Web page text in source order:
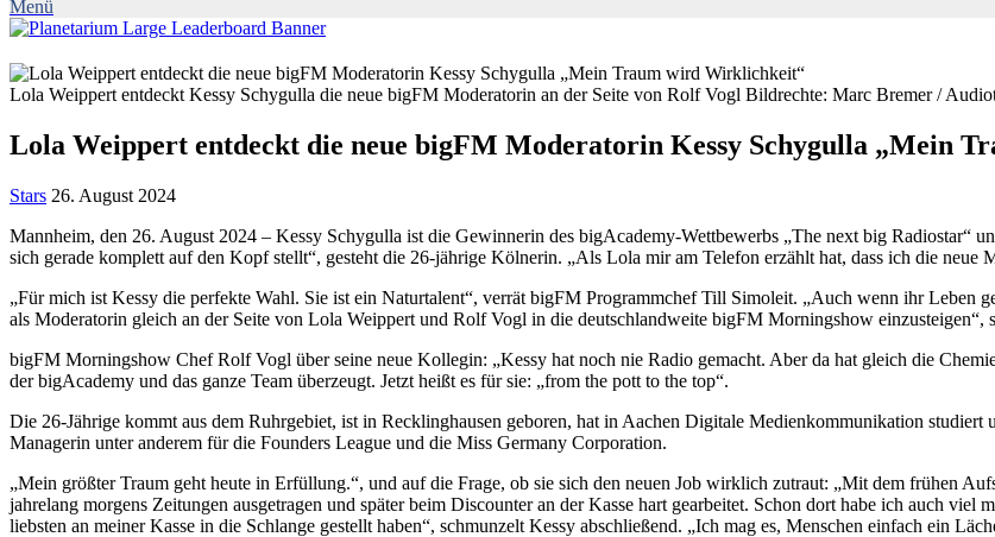
Lola Weippert entdeckt Kessy Schygulla die neue bigFM Moderatorin an der Seite von Rolf Vogl Bildrechte: Marc Bremer /
Lola Weippert entdeckt die neue bigFM Moderatorin Kessy Schygulla „Mein
Stars 26. August 2024
Mannheim, den 26. August 2024 – Kessy Schygulla ist die Gewinnerin des bigAcademy-Wettbewerbs „The next big Radiostar“
sich gerade komplett auf den Kopf stellt“, gesteht die 26-jährige Kölnerin. „Als Lola mir am Telefon erzählt hat, dass ich die
„Für mich ist Kessy die perfekte Wahl. Sie ist ein Naturtalent“, verrät bigFM Programmchef Till Simoleit. „Auch wenn ihr Leben
als Moderatorin gleich an der Seite von Lola Weippert und Rolf Vogl in die deutschlandweite bigFM Morningshow einzusteigen“,
bigFM Morningshow Chef Rolf Vogl über seine neue Kollegin: „Kessy hat noch nie Radio gemacht. Aber da hat gleich die
der bigAcademy und das ganze Team überzeugt. Jetzt heißt es für sie: „from the pott to the top“.
Die 26-Jährige kommt aus dem Ruhrgebiet, ist in Recklinghausen geboren, hat in Aachen Digitale Medienkommunikation
Managerin unter anderem für die Founders League und die Miss Germany Corporation.
„Mein größter Traum geht heute in Erfüllung.“, und auf die Frage, ob sie sich den neuen Job wirklich zutraut: „Mit dem frühen
jahrelang morgens Zeitungen ausgetragen und später beim Discounter an der Kasse hart gearbeitet. Schon dort habe ich auch
liebsten an meiner Kasse in die Schlange gestellt haben“, schmunzelt Kessy abschließend. „Ich mag es, Menschen einfach ein